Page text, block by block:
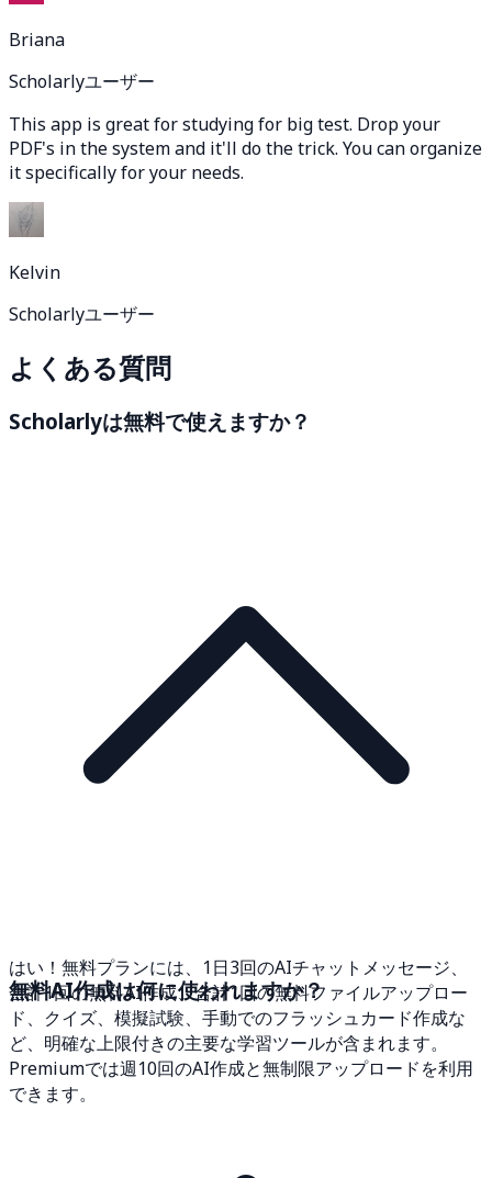
Briana
Scholarlyユーザー
This app is great for studying for big test. Drop your
PDF's in the system and it'll do the trick. You can organize
it specifically for your needs.
Kelvin
Scholarlyユーザー
よくある質問
Scholarlyは無料で使えますか？
はい！無料プランには、1日3回のAIチャットメッセージ、
合計1回の無料AI作成、合計1回の無料ファイルアップロー
ド、クイズ、模擬試験、手動でのフラッシュカード作成な
ど、明確な上限付きの主要な学習ツールが含まれます。
Premiumでは週10回のAI作成と無制限アップロードを利用
できます。
無料AI作成は何に使われますか？